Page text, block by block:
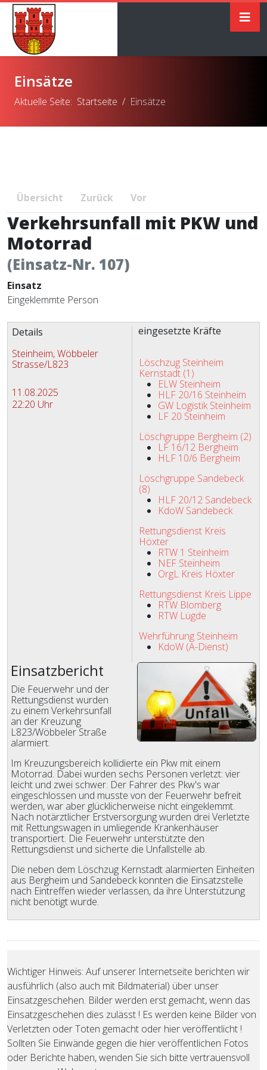
Einsätze
Aktuelle Seite: Startseite Einsätze
Übersicht Zurück Vor
Verkehrsunfall mit PKW und
Motorrad
(Einsatz-Nr. 107)
Einsatz
Eingeklemmte Person
Details
Steinheim, Wöbbeler
Strasse/L823
11.08.2025
22:20 Uhr
eingesetzte Kräfte
Löschzug Steinheim
Kernstadt (1)
ELW Steinheim
HLF 20/16 Steinheim
GW Logistik Steinheim
LF 20 Steinheim
Löschgruppe Bergheim (2)
LF 16/12 Bergheim
HLF 10/6 Bergheim
Löschgruppe Sandebeck
(8)
HLF 20/12 Sandebeck
KdoW Sandebeck
Rettungsdienst Kreis
Höxter
RTW 1 Steinheim
NEF Steinheim
OrgL Kreis Höxter
Rettungsdienst Kreis Lippe
RTW Blomberg
RTW Lügde
Wehrführung Steinheim
KdoW (A-Dienst)
Einsatzbericht
Die Feuerwehr und der
Rettungsdienst wurden
zu einem Verkehrsunfall
an der Kreuzung
L823/Wöbbeler Straße
alarmiert.
Im Kreuzungsbereich kollidierte ein Pkw mit einem
Motorrad. Dabei wurden sechs Personen verletzt: vier
leicht und zwei schwer. Der Fahrer des Pkw's war
eingeschlossen und musste von der Feuerwehr befreit
werden, war aber glücklicherweise nicht eingeklemmt.
Nach notärztlicher Erstversorgung wurden drei Verletzte
mit Rettungswagen in umliegende Krankenhäuser
transportiert. Die Feuerwehr unterstützte den
Rettungsdienst und sicherte die Unfallstelle ab.
Die neben dem Löschzug Kernstadt alarmierten Einheiten
aus Bergheim und Sandebeck konnten die Einsatzstelle
nach Eintreffen wieder verlassen, da ihre Unterstützung
nicht benötigt wurde.
Wichtiger Hinweis: Auf unserer Internetseite berichten wir
ausführlich (also auch mit Bildmaterial) über unser
Einsatzgeschehen. Bilder werden erst gemacht, wenn das
Einsatzgeschehen dies zulässt ! Es werden keine Bilder von
Verletzten oder Toten gemacht oder hier veröffentlicht !
Sollten Sie Einwände gegen die hier veröffentlichen Fotos
oder Berichte haben, wenden Sie sich bitte vertrauensvoll